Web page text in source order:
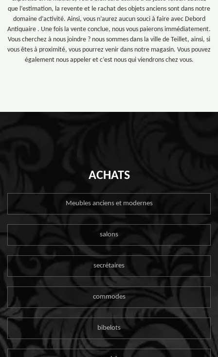
que l’estimation, la revente et le rachat des objets anciens sont dans notre
domaine d’activité. Ainsi, vous n’aurez aucun souci à faire avec Debord
Antiquaire . Une fois la vente conclue, nous vous paierons immédiatement.
Vous cherchez à nous joindre ? nous sommes dans la ville de Teillet, ainsi, si
vous êtes à proximité, vous pourrez venir dans notre magasin. Vous pouvez
également nous appeler et c’est nous qui viendrons chez vous.
ACHATS
Meubles anciens et modernes
salons
secrétaires
commodes
bibelots